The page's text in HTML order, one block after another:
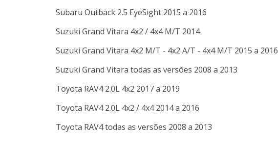
Subaru Outback 2.5 EyeSight 2015 a 2016
Suzuki Grand Vitara 4x2 / 4x4 M/T 2014
Suzuki Grand Vitara 4x2 M/T - 4x2 A/T - 4x4 M/T 2015 a 2016
Suzuki Grand Vitara todas as versões 2008 a 2013
Toyota RAV4 2.0L 4x2 2017 a 2019
Toyota RAV4 2.0L 4x2 / 4x4 2014 a 2016
Toyota RAV4todas as versões 2008 a 2013